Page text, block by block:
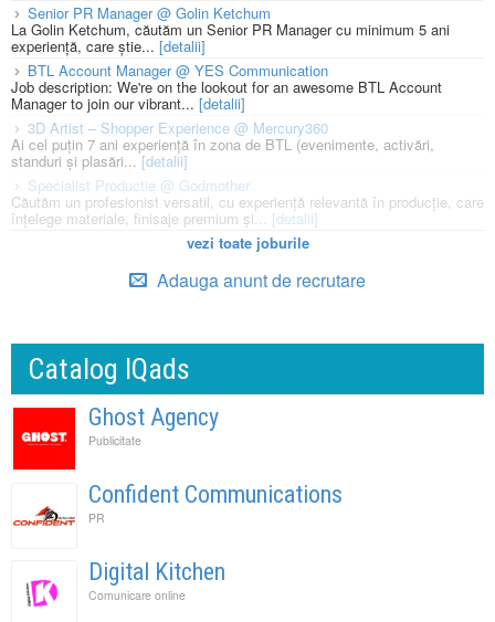
Senior PR Manager @ Golin Ketchum
La Golin Ketchum, căutăm un Senior PR Manager cu minimum 5 ani
experiență, care știe... [detalii]
BTL Account Manager @ YES Communication
Job description: We're on the lookout for an awesome BTL Account
Manager to join our vibrant... [detalii]
3D Artist – Shopper Experience @ Mercury360
Ai cel puțin 7 ani experiență în zona de BTL (evenimente, activări,
standuri și plasări... [detalii]
Specialist Productie @ Godmother
Căutăm un profesionist versatil, cu experiență relevantă în producție, care
înțelege materiale, finisaje premium și... [detalii]
vezi toate joburile
Adauga anunt de recrutare
Catalog IQads
Ghost Agency
Publicitate
Confident Communications
PR
Digital Kitchen
Comunicare online